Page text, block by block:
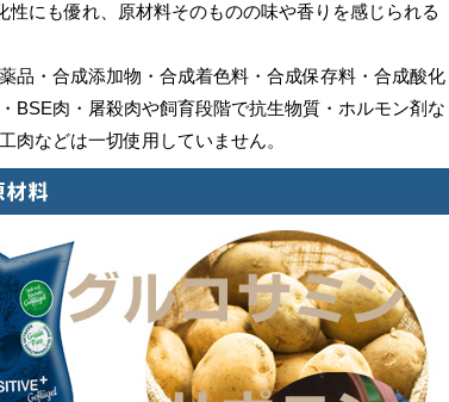
性にも優れ、原材料そのものの味や香りを感じられる
品・合成添加物・合成着色料・合成保存料・合成酸化
BSE肉・屠殺肉や飼育段階で抗生物質・ホルモン剤な
肉などは一切使用していません。